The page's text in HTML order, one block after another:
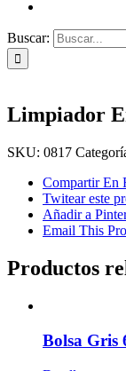
Buscar:
Limpiador
SKU: 0817
Compartir En
Twitear este
Añadir a
Email This
Productos
Bolsa Gris